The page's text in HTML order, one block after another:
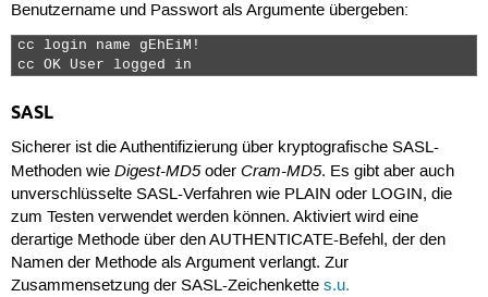
Benutzername und Passwort als Argumente übergeben:
cc login name gEhEiM!
cc OK User logged in
SASL
Sicherer ist die Authentifizierung über kryptografische SASL-
Methoden wie Digest-MD5oder Cram-MD5. Es gibt aber auch
unverschlüsselte SASL-Verfahren wie PLAIN oder LOGIN, die
zum Testen verwendet werden können. Aktiviert wird eine
derartige Methode über denAUTHENTICATE-Befehl, der den
Namen der Methode als Argument verlangt. Zur
Zusammensetzung der SASL-Zeichenkette s.u.